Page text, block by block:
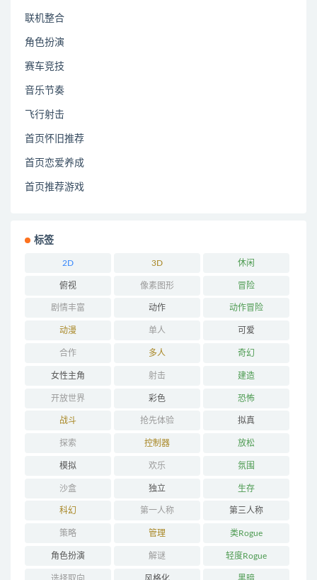
联机整合
角色扮演
赛车竞技
音乐节奏
飞行射击
首页怀旧推荐
首页恋爱养成
首页推荐游戏
标签
2D 3D 休闲
俯视 像素图形 冒险
剧情丰富 动作 动作冒险
动漫 单人 可爱
合作 多人 奇幻
女性主角 射击 建造
开放世界 彩色 恐怖
战斗 抢先体验 拟真
探索 控制器 放松
模拟 欢乐 氛围
沙盒 独立 生存
科幻 第一人称 第三人称
策略 管理 类Rogue
角色扮演 解谜 轻度Rogue